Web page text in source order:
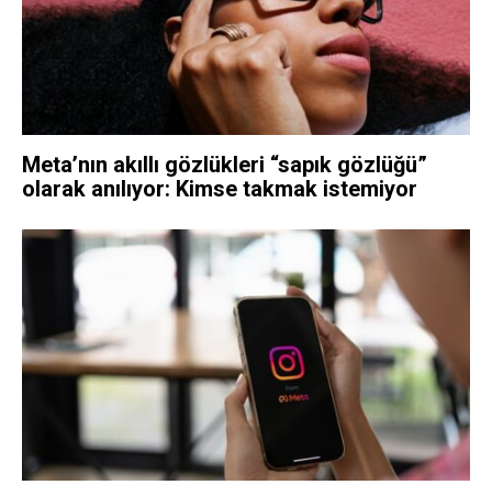
Meta’nın akıllı gözlükleri “sapık gözlüğü”
olarak anılıyor: Kimse takmak istemiyor